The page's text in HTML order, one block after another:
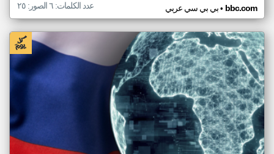
بي بي سي عربي• bbc.com عدد الكلمات: ٦ الصور: ٢٥